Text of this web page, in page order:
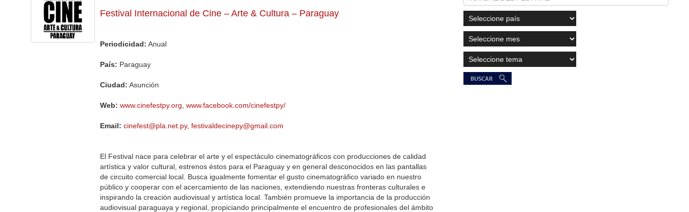
Festival Internacional de Cine – Arte & Cultura – Paraguay
Periodicidad: Anual
País: Paraguay
Ciudad: Asunción
Web: www.cinefestpy.org ,www.facebook.com/cinefestpy/
Email: cinefest@pla.net.py,festivaldecinepy@gmail.com
El Festival nace para celebrar el arte y el espectáculo cinematográficos con producciones de calidad
artística y valor cultural, estrenos éstos para el Paraguay y en general desconocidos en las pantallas
de circuito comercial local. Busca igualmente fomentar el gusto cinematográfico variado en nuestro
público y cooperar con el acercamiento de las naciones, extendiendo nuestras fronteras culturales e
inspirando la creación audiovisual y artística local. También promueve la importancia de la producción
audiovisual paraguaya y regional, propiciando principalmente el encuentro de profesionales del ámbito